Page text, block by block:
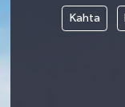
Kahta
Sağlık